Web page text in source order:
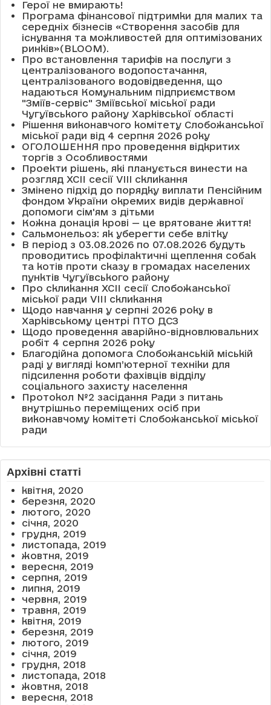
Герої не вмирають!
Програма фінансової підтримки для малих та
середніх бізнесів «Створення засобів для
існування та можливостей для оптимізованих
ринків»(BLOOM).
Про встановлення тарифів на послуги з
централізованого водопостачання,
централізованого водовідведення, що
надаються Комунальним підприємством
"Зміїв-сервіс" Зміївської міської ради
Чугуївського району Харківської області
Рішення виконавчого комітету Слобожанської
міської ради від 4 серпня 2026 року
ОГОЛОШЕННЯ про проведення відкритих
торгів з Особливостями
Проекти рішень, які планується винести на
розгляд XCII сесії VІІІ скликання
Змінено підхід до порядку виплати Пенсійним
фондом України окремих видів державної
допомоги сім'ям з дітьми
Кожна донація крові — це врятоване життя!
Сальмонельоз: як уберегти себе влітку
В період з 03.08.2026 по 07.08.2026 будуть
проводитись профілактичні щеплення собак
та котів проти сказу в громадах населених
пунктів Чугуївського району
Про скликання XCII сесії Слобожанської
міської ради VIII скликання
Щодо навчання у серпні 2026 року в
Харківському центрі ПТО ДСЗ
Щодо проведення аварійно-відновлювальних
робіт 4 серпня 2026 року
Благодійна допомога Слобожанській міській
раді у вигляді комп’ютерної техніки для
підсилення роботи фахівців відділу
соціального захисту населення
Протокол №2 засідання Ради з питань
внутрішньо переміщених осіб при
виконавчому комітеті Слобожанської міської
ради
Архівні статті
квітня, 2020
березня, 2020
лютого, 2020
січня, 2020
грудня, 2019
листопада, 2019
жовтня, 2019
вересня, 2019
серпня, 2019
липня, 2019
червня, 2019
травня, 2019
квітня, 2019
березня, 2019
лютого, 2019
січня, 2019
грудня, 2018
листопада, 2018
жовтня, 2018
вересня, 2018